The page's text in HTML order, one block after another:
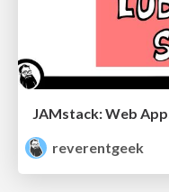
reverentgeek